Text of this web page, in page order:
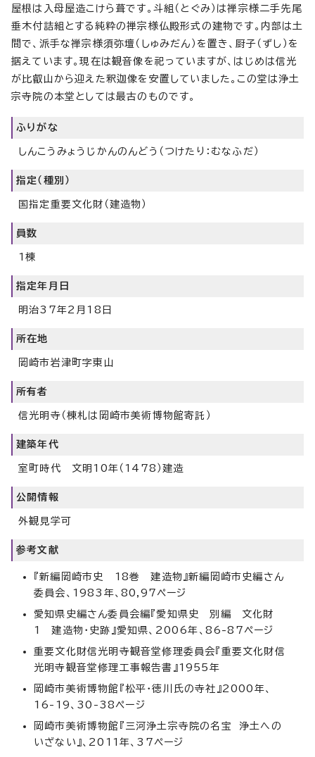
屋根は入母屋造こけら葺です。斗組（とぐみ）は禅宗様二手先尾
垂木付詰組とする純粋の禅宗様仏殿形式の建物です。内部は土
間で、派手な禅宗様須弥壇（しゅみだん）を置き、厨子（ずし）を
据えています。現在は観音像を祀っていますが、はじめは信光
が比叡山から迎えた釈迦像を安置していました。この堂は浄土
宗寺院の本堂としては最古のものです。
ふりがな
しんこうみょうじかんのんどう（つけたり：むなふだ）
指定（種別）
国指定重要文化財（建造物）
員数
1棟
指定年月日
明治37年2月18日
所在地
岡崎市岩津町字東山
所有者
信光明寺（棟札は岡崎市美術博物館寄託）
建築年代
室町時代 文明10年（1478）建造
公開情報
外観見学可
参考文献
『新編岡崎市史 18巻 建造物』新編岡崎市史編さん
委員会、1983年、80,97ページ
愛知県史編さん委員会編『愛知県史 別編 文化財
1 建造物・史跡』愛知県、2006年、86-87ページ
重要文化財信光明寺観音堂修理委員会『重要文化財信
光明寺観音堂修理工事報告書』1955年
岡崎市美術博物館『松平・徳川氏の寺社』2000年、
16-19、30-38ページ
岡崎市美術博物館『三河浄土宗寺院の名宝 浄土への
いざない』、2011年、37ページ